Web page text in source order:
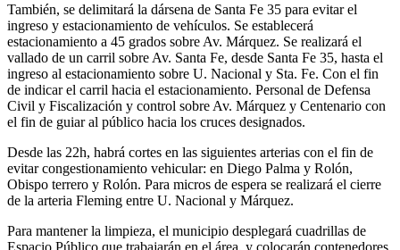
También, se delimitará la dársena de Santa Fe 35 para evitar el
ingreso y estacionamiento de vehículos. Se establecerá
estacionamiento a 45 grados sobre Av. Márquez. Se realizará el
vallado de un carril sobre Av. Santa Fe, desde Santa Fe 35, hasta el
ingreso al estacionamiento sobre U. Nacional y Sta. Fe. Con el fin
de indicar el carril hacia el estacionamiento. Personal de Defensa
Civil y Fiscalización y control sobre Av. Márquez y Centenario con
el fin de guiar al público hacia los cruces designados.
Desde las 22h, habrá cortes en las siguientes arterias con el fin de
evitar congestionamiento vehicular: en Diego Palma y Rolón,
Obispo terrero y Rolón. Para micros de espera se realizará el cierre
de la arteria Fleming entre U. Nacional y Márquez.
Para mantener la limpieza, el municipio desplegará cuadrillas de
Espacio Público que trabajarán en el área, y colocarán contenedores